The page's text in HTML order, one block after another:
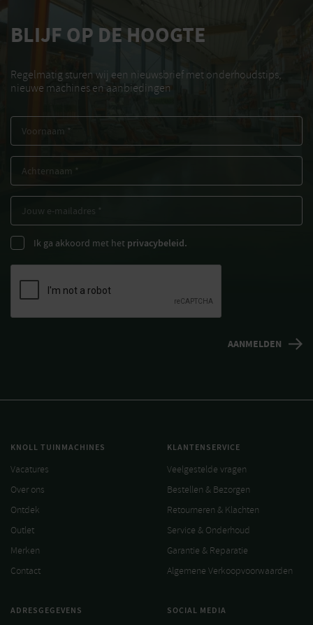
BLIJF OP DE HOOGTE
Regelmatig sturen wij een nieuwsbrief met onderhoudstips,
nieuwe machines en aanbiedingen
Ik ga akkoord met het privacybeleid.
KNOLL TUINMACHINES
Vacatures
Over ons
Ontdek
Outlet
Merken
Contact
KLANTENSERVICE
Veelgestelde vragen
Bestellen & Bezorgen
Retourneren & Klachten
Service & Onderhoud
Garantie & Reparatie
Algemene Verkoopvoorwaarden
ADRESGEGEVENS SOCIAL MEDIA